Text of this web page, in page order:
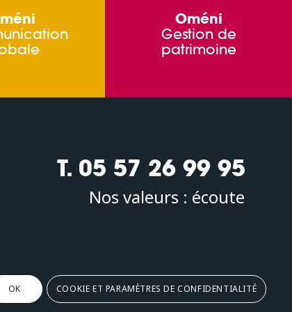
Oméni
Gestion de
patrimoine
T. 05 57 26 99 95
Nos valeurs : écoute
2, avenue Léonard de Vinci 33600 PESSAC
OK COOKIE ET PARAMÈTRES DE CONFIDENTIALITÉ